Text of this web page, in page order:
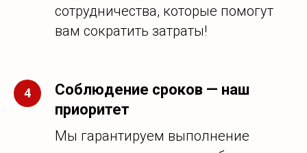
сотрудничества, которые помогут
вам сократить затраты!
Соблюдение сроков — наш
приоритет
Мы гарантируем выполнение